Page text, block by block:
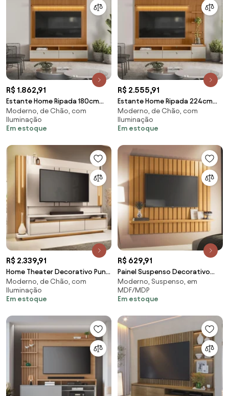
R$ 1.862,91
Estante Home Ripada 180cm
Aloha para TV até 75
Nature/Off White G77 - Gran
Belo
Moderno, de Chão, com
Iluminação
Em estoque
R$ 2.555,91
Estante Home Ripada 224cm
Aloha para TV até 75
Nature/Off White G77 - Gran
Belo
Moderno, de Chão, com
Iluminação
Em estoque
R$ 2.339,91
Home Theater Decorativo Punk
para TV até 75" com LED Off
White/Cinamomo G26 - Gran
Belo
Moderno, de Chão, com
Iluminação
Em estoque
R$ 629,91
Painel Suspenso Decorativo
Luogo 1.6 Ripado Cinamomo
G26 - Gran Belo
Moderno, Suspenso, em
MDF/MDP
Em estoque